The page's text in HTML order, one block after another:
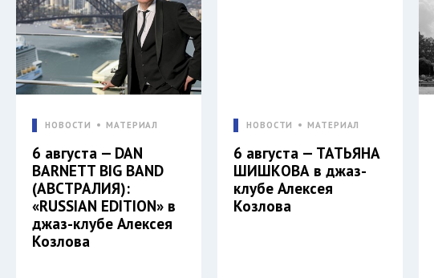
НОВОСТИ МАТЕРИАЛ
6 августа — DAN
BARNETT BIG BAND
(АВСТРАЛИЯ):
«RUSSIAN EDITION» в
джаз-клубе Алексея
Козлова
НОВОСТИ МАТЕРИАЛ
6 августа — ТАТЬЯНА
ШИШКОВА в джаз-
клубе Алексея
Козлова